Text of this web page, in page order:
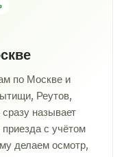
по Москве и
Реутов,
называет
с учётом
делаем осмотр,